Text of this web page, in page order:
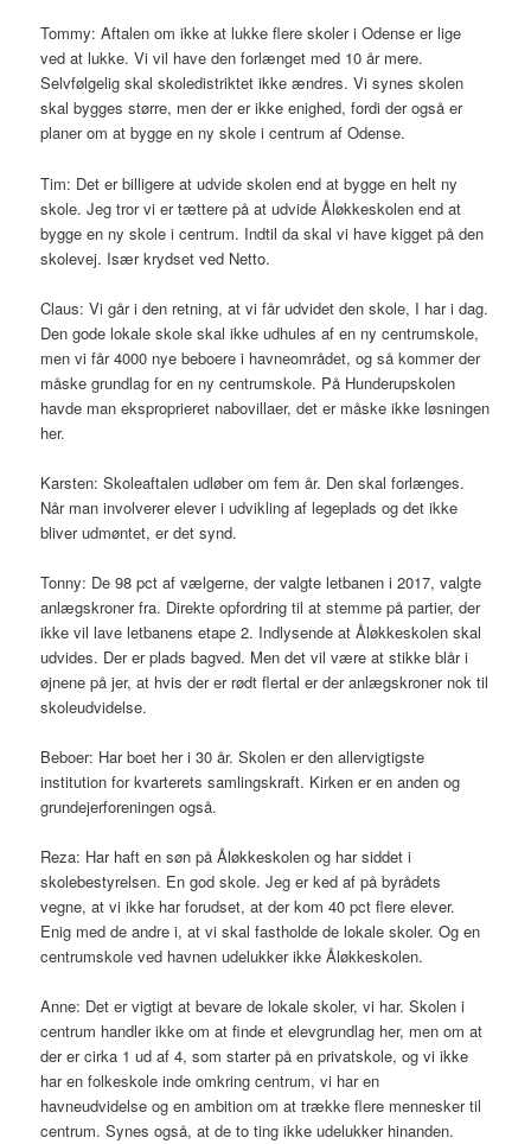
Tommy: Aftalen om ikke at lukke flere skoler i Odense er lige
ved at lukke. Vi vil have den forlænget med 10 år mere.
Selvfølgelig skal skoledistriktet ikke ændres. Vi synes skolen
skal bygges større, men der er ikke enighed, fordi der også er
planer om at bygge en ny skole i centrum af Odense.
Tim: Det er billigere at udvide skolen end at bygge en helt ny
skole. Jeg tror vi er tættere på at udvide Åløkkeskolen end at
bygge en ny skole i centrum. Indtil da skal vi have kigget på den
skolevej. Især krydset ved Netto.
Claus: Vi går i den retning, at vi får udvidet den skole, I har i dag.
Den gode lokale skole skal ikke udhules af en ny centrumskole,
men vi får 4000 nye beboere i havneområdet, og så kommer der
måske grundlag for en ny centrumskole. På Hunderupskolen
havde man eksproprieret nabovillaer, det er måske ikke løsningen
her.
Karsten: Skoleaftalen udløber om fem år. Den skal forlænges.
Når man involverer elever i udvikling af legeplads og det ikke
bliver udmøntet, er det synd.
Tonny: De 98 pct af vælgerne, der valgte letbanen i 2017, valgte
anlægskroner fra. Direkte opfordring til at stemme på partier, der
ikke vil lave letbanens etape 2. Indlysende at Åløkkeskolen skal
udvides. Der er plads bagved. Men det vil være at stikke blår i
øjnene på jer, at hvis der er rødt flertal er der anlægskroner nok til
skoleudvidelse.
Beboer: Har boet her i 30 år. Skolen er den allervigtigste
institution for kvarterets samlingskraft. Kirken er en anden og
grundejerforeningen også.
Reza: Har haft en søn på Åløkkeskolen og har siddet i
skolebestyrelsen. En god skole. Jeg er ked af på byrådets
vegne, at vi ikke har forudset, at der kom 40 pct flere elever.
Enig med de andre i, at vi skal fastholde de lokale skoler. Og en
centrumskole ved havnen udelukker ikke Åløkkeskolen.
Anne: Det er vigtigt at bevare de lokale skoler, vi har. Skolen i
centrum handler ikke om at finde et elevgrundlag her, men om at
der er cirka 1 ud af 4, som starter på en privatskole, og vi ikke
har en folkeskole inde omkring centrum, vi har en
havneudvidelse og en ambition om at trække flere mennesker til
centrum. Synes også, at de to ting ikke udelukker hinanden.